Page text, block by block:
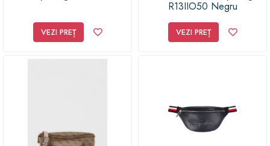
VEZI PREȚ
R13IIO50 Negru
VEZI PREȚ